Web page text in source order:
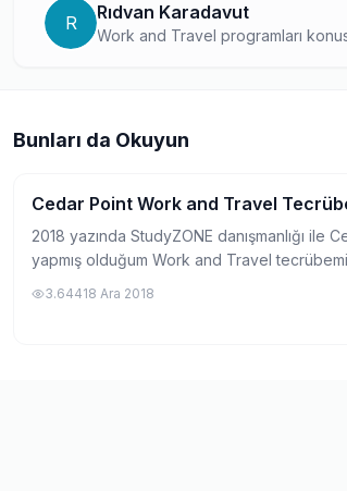
R Rıdvan Karadavut
Work and Travel programları
Bunları da Okuyun
Work and Travel İşverenleri
Cedar Point Work and Travel
2018 yazında StudyZONE danışmanlığı ile
yapmış olduğum Work and Travel
3.64418 Ara 2018